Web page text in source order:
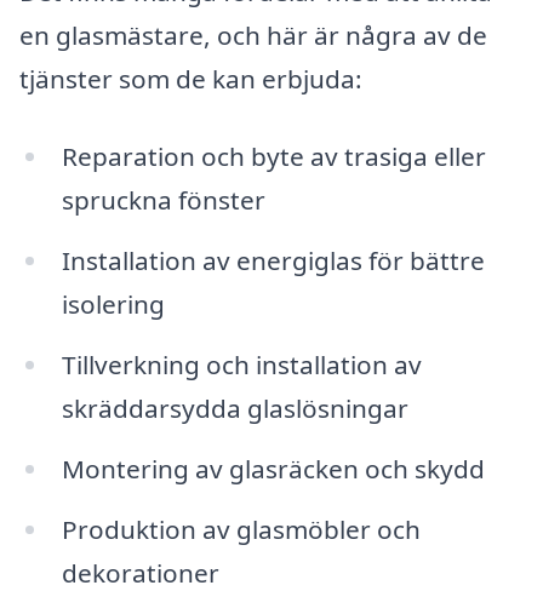
en glasmästare, och här är några av de
tjänster som de kan erbjuda:
Reparation och byte av trasiga eller
spruckna fönster
Installation av energiglas för bättre
isolering
Tillverkning och installation av
skräddarsydda glaslösningar
Montering av glasräcken och skydd
Produktion av glasmöbler och
dekorationer